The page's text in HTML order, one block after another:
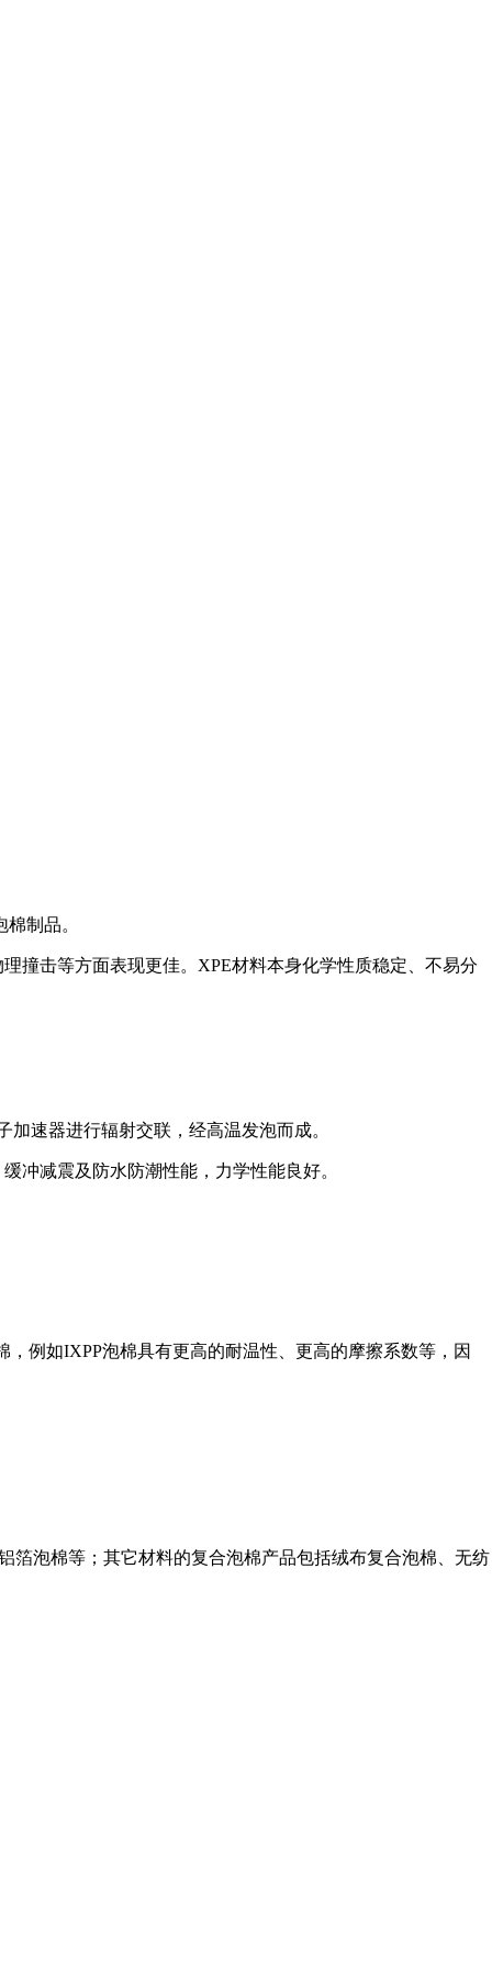
制品。
撞击等方面表现更佳。XPE材料本身化学性质稳定、不易分
速器进行辐射交联，经高温发泡而成。
冲减震及防水防潮性能，力学性能良好。
例如IXPP泡棉具有更高的耐温性、更高的摩擦系数等，因
泡棉等；其它材料的复合泡棉产品包括绒布复合泡棉、无纺